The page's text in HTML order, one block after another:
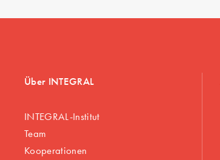
Über INTEGRAL
INTEGRAL-Institut
Team
Kooperationen